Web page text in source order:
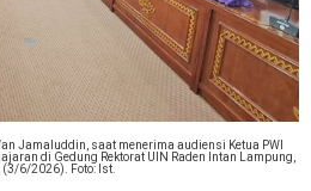
Jamaluddin, saat menerima audiensi Ketua PWI
di Gedung Rektorat UIN Raden Intan Lampung,
(3/6/2026). Foto: Ist.